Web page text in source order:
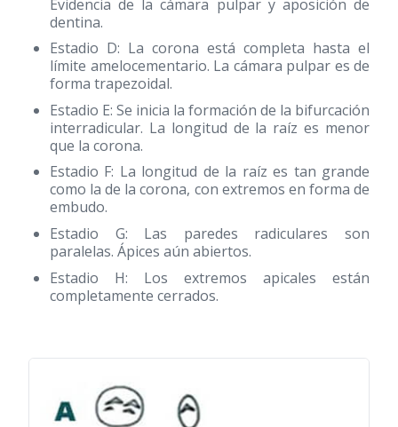
Evidencia de la cámara pulpar y aposición de
dentina.
Estadio D: La corona está completa hasta el
límite amelocementario. La cámara pulpar es de
forma trapezoidal.
Estadio E: Se inicia la formación de la bifurcación
interradicular. La longitud de la raíz es menor
que la corona.
Estadio F: La longitud de la raíz es tan grande
como la de la corona, con extremos en forma de
embudo.
Estadio G: Las paredes radiculares son
paralelas. Ápices aún abiertos.
Estadio H: Los extremos apicales están
completamente cerrados.